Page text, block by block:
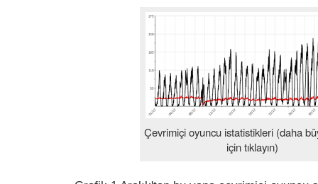
Çevrimiçi oyuncu istatistikleri (daha
için tıklayın)